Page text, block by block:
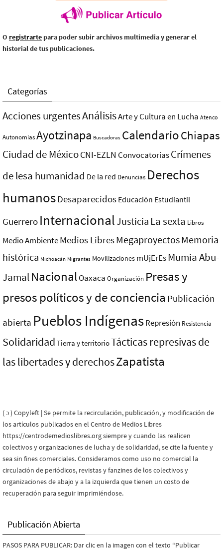
O registrarte para poder subir archivos multimedia y generar el
historial de tus publicaciones.
Categorías
Acciones urgentesAnálisisArte y Cultura en Lucha Atenco
AutonomíasAyotzinapa Buscadoras CalendarioChiapas
Ciudad de MéxicoCNI-EZLN ConvocatoriasCrímenes
de lesa humanidad De la red Denuncias Derechos
humanosDesaparecidos Educación Estudiantil
Guerrero InternacionalJusticia La sexta Libros
Medio AmbienteMedios LibresMegaproyectosMemoria
histórica Michoacán Migrantes Movilizaciones mUjErEsMumia Abu-
JamalNacionalOaxaca Organización Presas y
presos polí­ticos y de conciencia Publicación
abierta Pueblos Indí­genasRepresión Resistencia
Solidaridad Tierra y territorioTácticas represivas de
las libertades y derechosZapatista
( ɔ ) Copyleft | Se permite la recirculación, publicación, y modificación de
los artículos publicados en el Centro de Medios Libres
https://centrodemedioslibres.org siempre y cuando las realicen
colectivos y organizaciones de lucha y de solidaridad, se cite la fuente y
sea sin fines comerciales. Consideramos como uso no comercial la
circulación de periódicos, revistas y fanzines de los colectivos y
organizaciones de abajo y a la izquierda que tienen un costo de
recuperación para seguir imprimiéndose.
Publicación Abierta
PASOS PARA PUBLICAR: Dar clic en la imagen con el texto “Publicar